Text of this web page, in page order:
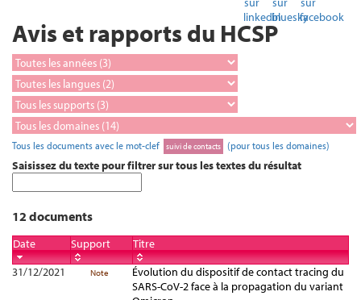
Avis et rapports du HCSP
Tous les documents avec le mot-clef suivi de contacts (pour tous les domaines)
Saisissez du texte pour filtrer sur tous les textes du résultat
12 documents
Date Support
Titre
31/12/2021
Note
Évolution du dispositif de contact tracing du
SARS-CoV-2 face à la propagation du variant